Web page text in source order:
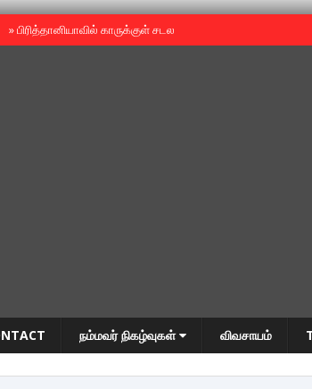
»பிரித்தானியாவில் காருக்குள் சடலம் -தமிழருடையதா ?
நம்மவர் நிகழ்வுகள் விவசாயம்